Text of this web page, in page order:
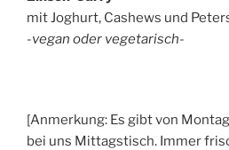
mit Joghurt, Cashews und
-vegan oder vegetarisch-
[Anmerkung: Es gibt von
bei uns Mittagstisch. Immer